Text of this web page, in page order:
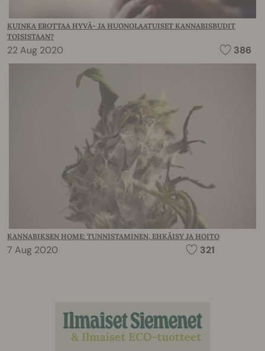
KUINKA EROTTAA HYVÄ- JA HUONOLAATUISET KANNABISBUDIT
TOISISTAAN?
22 Aug 2020 386
KANNABIKSEN HOME: TUNNISTAMINEN, EHKÄISY JA HOITO
7 Aug 2020 321